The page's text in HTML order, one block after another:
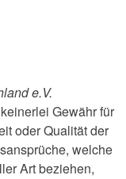
e.V.
Gewähr für
oder Qualität der
welche
Art beziehen,